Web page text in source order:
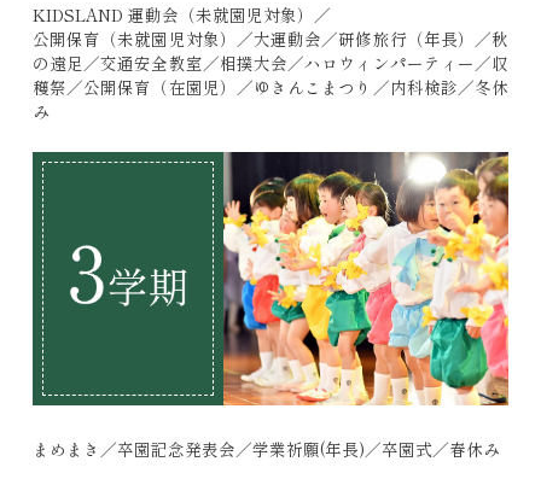
KIDSLAND 運動会（未就園児対象）／
公開保育（未就園児対象）／大運動会／研修旅行（年長）／秋
の遠足／交通安全教室／相撲大会／ハロウィンパーティー／収
穫祭／公開保育（在園児）／ゆきんこまつり／内科検診／冬休
み
まめまき／卒園記念発表会／学業祈願(年長)／卒園式／春休み